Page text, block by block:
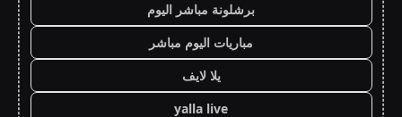
برشلونة مباشر اليوم
مباريات اليوم مباشر
يلا لايف
yalla live